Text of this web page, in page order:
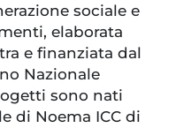
sociale e
elaborata
e finanziata dal
Nazionale
sono nati
di Noema ICC di